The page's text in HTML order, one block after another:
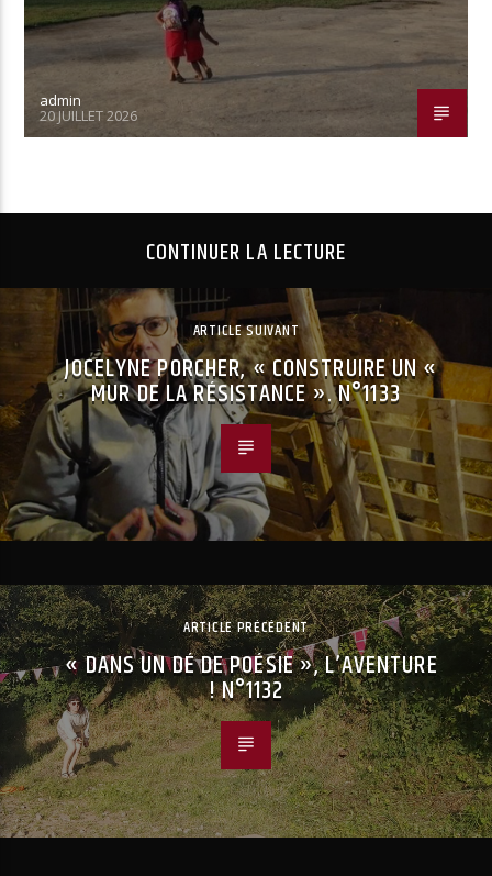
admin
20 JUILLET 2026
CONTINUER LA LECTURE
ARTICLE SUIVANT
JOCELYNE PORCHER, « CONSTRUIRE UN «
MUR DE LA RÉSISTANCE ». N°1133
ARTICLE PRÉCÉDENT
« DANS UN DÉ DE POÉSIE », L’AVENTURE
! N°1132